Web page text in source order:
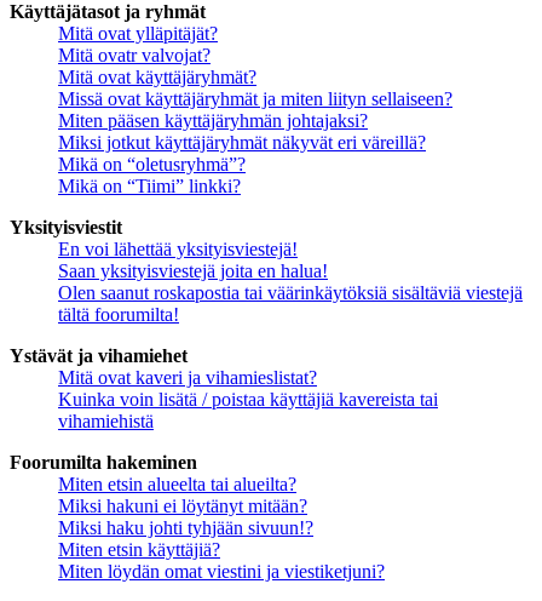
Käyttäjätasot ja ryhmät
Mitä ovat ylläpitäjät?
Mitä ovatr valvojat?
Mitä ovat käyttäjäryhmät?
Missä ovat käyttäjäryhmät ja miten liityn sellaiseen?
Miten pääsen käyttäjäryhmän johtajaksi?
Miksi jotkut käyttäjäryhmät näkyvät eri väreillä?
Mikä on “oletusryhmä”?
Mikä on “Tiimi” linkki?
Yksityisviestit
En voi lähettää yksityisviestejä!
Saan yksityisviestejä joita en halua!
Olen saanut roskapostia tai väärinkäytöksiä sisältäviä viestejä
tältä foorumilta!
Ystävät ja vihamiehet
Mitä ovat kaveri ja vihamieslistat?
Kuinka voin lisätä / poistaa käyttäjiä kavereista tai
vihamiehistä
Foorumilta hakeminen
Miten etsin alueelta tai alueilta?
Miksi hakuni ei löytänyt mitään?
Miksi haku johti tyhjään sivuun!?
Miten etsin käyttäjiä?
Miten löydän omat viestini ja viestiketjuni?